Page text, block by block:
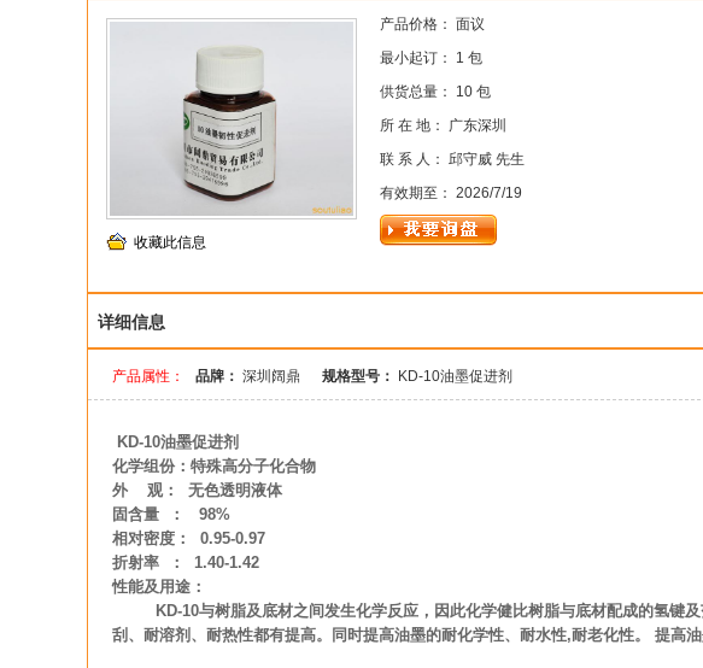
收藏此信息
产品价格： 面议
最小起订： 1 包
供货总量： 10 包
所 在 地： 广东深圳
联 系 人： 邱守威 先生
有效期至： 2026/7/19
详细信息
产品属性： 品牌： 深圳阔鼎 规格型号： KD-10油墨促进剂
KD-10油墨促进剂
化学组份：特殊高分子化合物
外 观： 无色透明液体
固含量 ： 98%
相对密度： 0.95-0.97
折射率 ： 1.40-1.42
性能及用途：
KD-10与树脂及底材之间发生化学反应，因此化学健比树脂与底材配成的氢键及
刮、耐溶剂、耐热性都有提高。同时提高油墨的耐化学性、耐水性,耐老化性。 提高